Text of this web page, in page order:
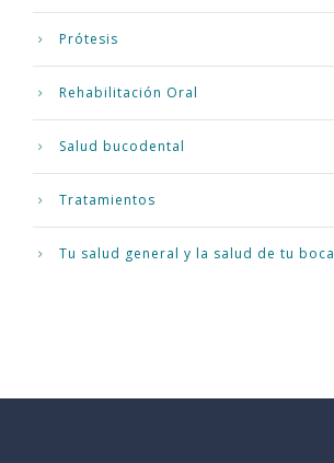
Prótesis
Rehabilitación Oral
Salud bucodental
Tratamientos
Tu salud general y la salud de tu boca